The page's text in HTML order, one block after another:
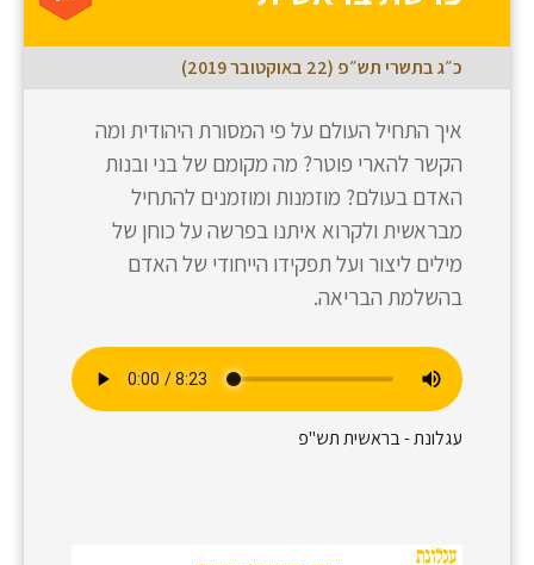
כ״ג בתשרי תש״פ (22 באוקטובר 2019)
איך התחיל העולם על פי המסורת היהודית ומה
הקשר להארי פוטר? מה מקומם של בני ובנות
האדם בעולם? מוזמנות ומוזמנים להתחיל
מבראשית ולקרוא איתנו בפרשה על כוחן של
מילים ליצור ועל תפקידו הייחודי של האדם
בהשלמת הבריאה.
עגלונת - בראשית תש"פ